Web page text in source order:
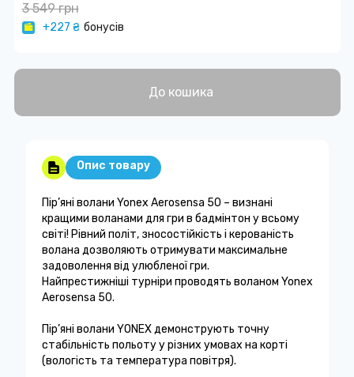
3 549 грн
+227 ₴ бонусів
До кошика
Опис товару
Пір’яні волани Yonex Aerosensa 50 – визнані
кращими воланами для гри в бадмінтон у всьому
світі! Рівний політ, зносостійкість і керованість
волана дозволяють отримувати максимальне
задоволення від улюбленої гри.
Найпрестижніші турніри проводять воланом Yonex
Aerosensa 50.
Пір’яні волани YONEX демонструють точну
стабільність польоту у різних умовах на корті
(вологість та температура повітря).